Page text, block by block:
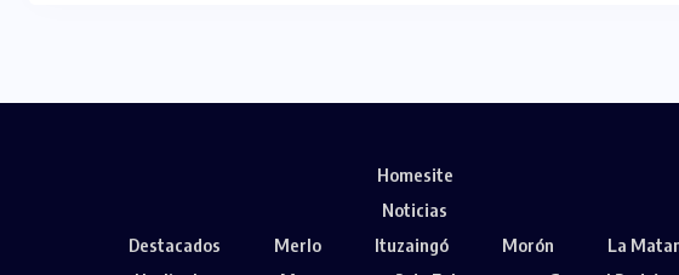
Homesite
Noticias
Destacados
Merlo Ituzaingó Morón
La